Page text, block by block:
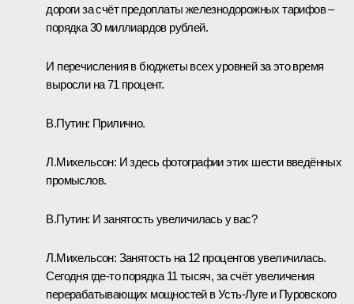
дороги за счёт предоплаты железнодорожных тарифов –
порядка 30 миллиардов рублей.
И перечисления в бюджеты всех уровней за это время
выросли на 71 процент.
В.Путин: Прилично.
Л.Михельсон: И здесь фотографии этих шести введённых
промыслов.
В.Путин: И занятость увеличилась у вас?
Л.Михельсон: Занятость на 12 процентов увеличилась.
Сегодня где‑то порядка 11 тысяч, за счёт увеличения
перерабатывающих мощностей в Усть-Луге и Пуровского